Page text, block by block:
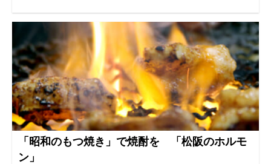
「昭和のもつ焼き」で焼酎を 「松阪のホルモ
ン」